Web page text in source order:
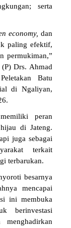
serta
economy, dan
paling efektif,
permukiman,”
Drs. Ahmad
Batu
di Ngaliyan,
peran
di Jateng.
juga sebagai
terkait
terbarukan.
besarnya
mencapai
ini membuka
berinvestasi